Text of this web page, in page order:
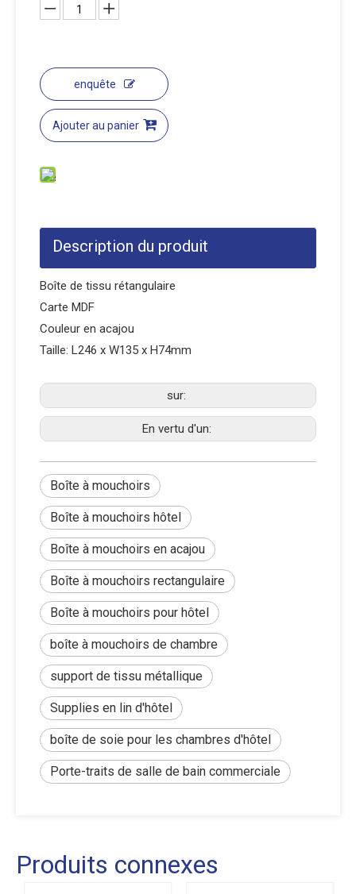
enquête
Ajouter au panier
Description du produit
Boîte de tissu rétangulaire
Carte MDF
Couleur en acajou
Taille: L246 x W135 x H74mm
sur:
En vertu d'un:
Boîte à mouchoirs
Boîte à mouchoirs hôtel
Boîte à mouchoirs en acajou
Boîte à mouchoirs rectangulaire
Boîte à mouchoirs pour hôtel
boîte à mouchoirs de chambre
support de tissu métallique
Supplies en lin d'hôtel
boîte de soie pour les chambres d'hôtel
Porte-traits de salle de bain commerciale
Produits connexes